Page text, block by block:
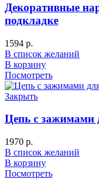
Декоративные
подкладке
1594 р.
В список желаний
В корзину
Посмотреть
Закрыть
Цепь с зажимами
1970 р.
В список желаний
В корзину
Посмотреть